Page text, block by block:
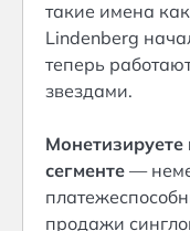
такие имена
Lindenberg
теперь
звездами.
сегменте —
продажи